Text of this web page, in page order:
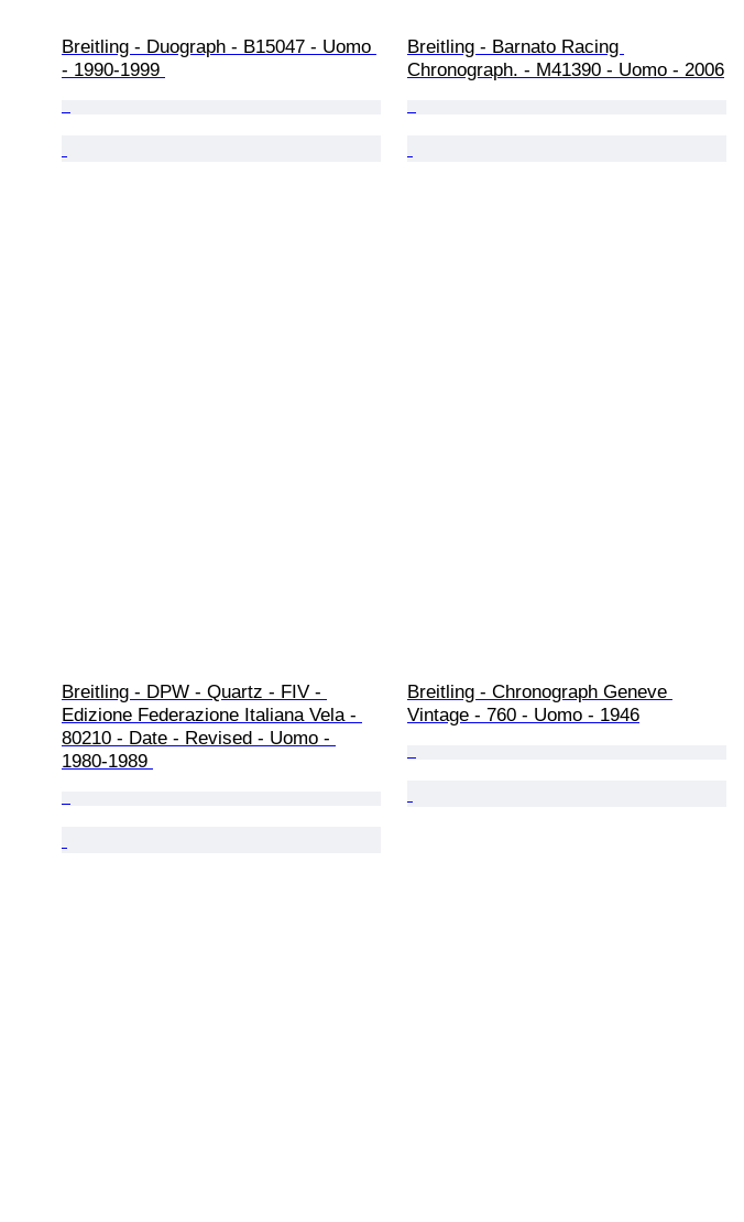
Breitling - Duograph - B15047 - Uomo
- 1990-1999
Breitling - Barnato Racing
Chronograph. - M41390 - Uomo - 2006
Breitling - DPW - Quartz - FIV -
Edizione Federazione Italiana Vela -
80210 - Date - Revised - Uomo -
1980-1989
Breitling - Chronograph Geneve
Vintage - 760 - Uomo - 1946